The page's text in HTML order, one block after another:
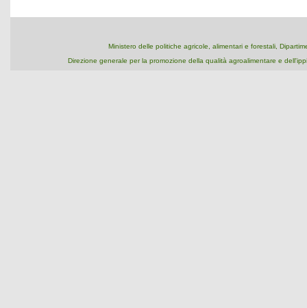
Ministero delle politiche agricole, alimentari e forestali,
Direzione generale per la promozione della qualità agroalimentare e